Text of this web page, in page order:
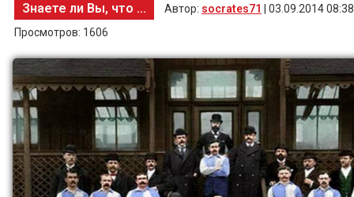
Знаете ли Вы, что ... Автор: socrates71
| 03.09.2014
Просмотров: 1606